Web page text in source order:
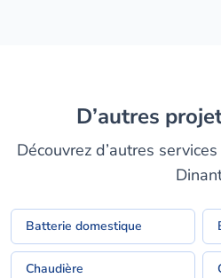
D’autres
Découvrez d’autres
Batterie domestique
Chaudière